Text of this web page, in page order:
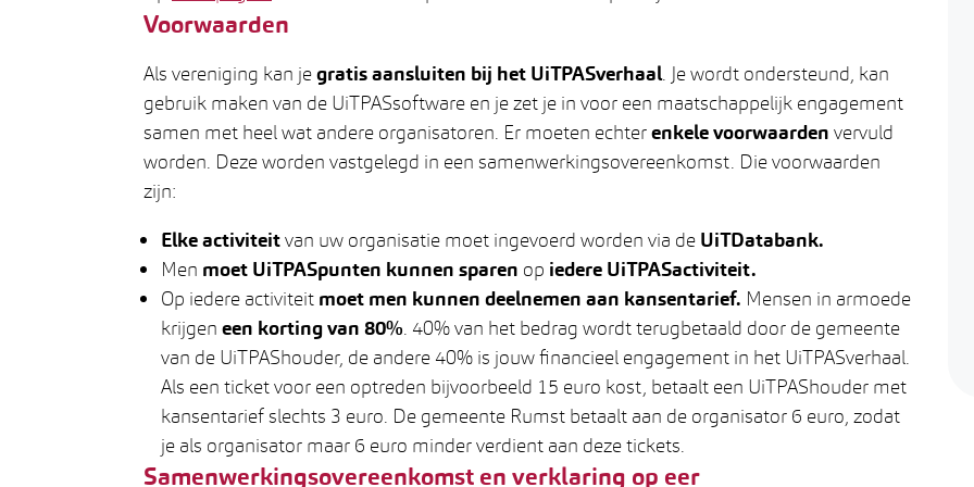
Voorwaarden
Als vereniging kan jegratis aansluiten bij het UiTPASverhaal. Je wordt ondersteund, kan
gebruik maken van de UiTPASsoftware en je zet je in voor een maatschappelijk engagement
samen met heel wat andere organisatoren. Er moeten echterenkele voorwaarden vervuld
worden. Deze worden vastgelegd in een samenwerkingsovereenkomst. Die voorwaarden
zijn:
Elke activiteitvan uw organisatie moet ingevoerd worden via de UiTDatabank.
Men moet UiTPASpunten kunnen sparen op iedere UiTPASactiviteit.
Op iedere activiteit moet men kunnen deelnemen aan kansentarief. Mensen in armoede
krijgen een korting van 80% . 40% van het bedrag wordt terugbetaald door de gemeente
van de UiTPAShouder, de andere 40% is jouw financieel engagement in het UiTPASverhaal.
Als een ticket voor een optreden bijvoorbeeld 15 euro kost, betaalt een UiTPAShouder met
kansentarief slechts 3 euro. De gemeente Rumst betaalt aan de organisator 6 euro, zodat
je als organisator maar 6 euro minder verdient aan deze tickets.
Samenwerkingsovereenkomst en verklaring op eer